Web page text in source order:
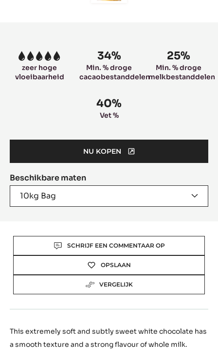
5
zeer hoge
vloeibaarheid
34%
Min. % droge
cacaobestanddelen
25%
Min. % droge
melkbestanddelen
40%
Vet %
NU KOPEN
(OPENS
MODAL
Beschikbare maten
10kg Bag
Actions SCHRIJF EEN COMMENTAAR OP
OPSLAAN
VERGELIJK
This extremely soft and subtly sweet white chocolate has
a smooth texture and a strong flavour of whole milk.